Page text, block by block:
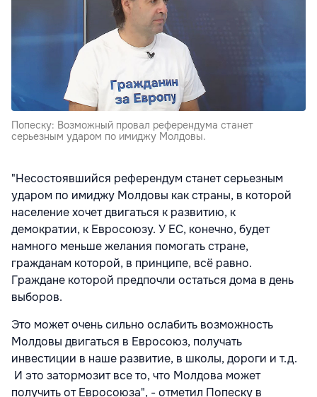
Попеску: Возможный провал референдума станет
серьезным ударом по имиджу Молдовы.
"Несостоявшийся референдум станет серьезным
ударом по имиджу Молдовы как страны, в которой
население хочет двигаться к развитию, к
демократии, к Евросоюзу. У ЕС, конечно, будет
намного меньше желания помогать стране,
гражданам которой, в принципе, всё равно.
Граждане которой предпочли остаться дома в день
выборов.
Это может очень сильно ослабить возможность
Молдовы двигаться в Евросоюз, получать
инвестиции в наше развитие, в школы, дороги и т.д.
И это затормозит все то, что Молдова может
получить от Евросоюза", - отметил Попеску в